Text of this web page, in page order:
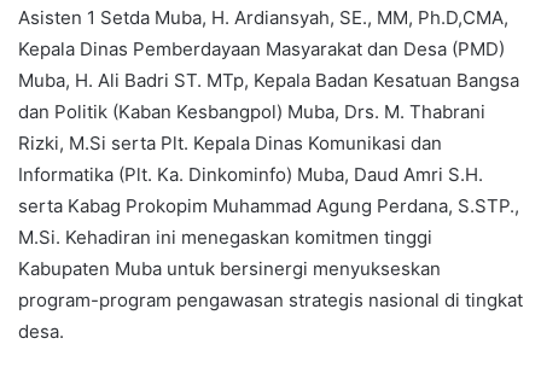
Asisten 1 Setda Muba, H. Ardiansyah, SE., MM, Ph.D,CMA,
Kepala Dinas Pemberdayaan Masyarakat dan Desa (PMD)
Muba, H. Ali Badri ST. MTp, Kepala Badan Kesatuan Bangsa
dan Politik (Kaban Kesbangpol) Muba, Drs. M. Thabrani
Rizki, M.Si serta Plt. Kepala Dinas Komunikasi dan
Informatika (Plt. Ka. Dinkominfo) Muba, Daud Amri S.H.
serta Kabag Prokopim Muhammad Agung Perdana, S.STP.,
M.Si. Kehadiran ini menegaskan komitmen tinggi
Kabupaten Muba untuk bersinergi menyukseskan
program-program pengawasan strategis nasional di tingkat
desa.